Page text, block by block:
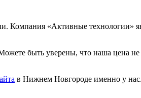
Компания «Активные технологии»
быть уверены, что наша цена
в Нижнем Новгороде именно у нас.